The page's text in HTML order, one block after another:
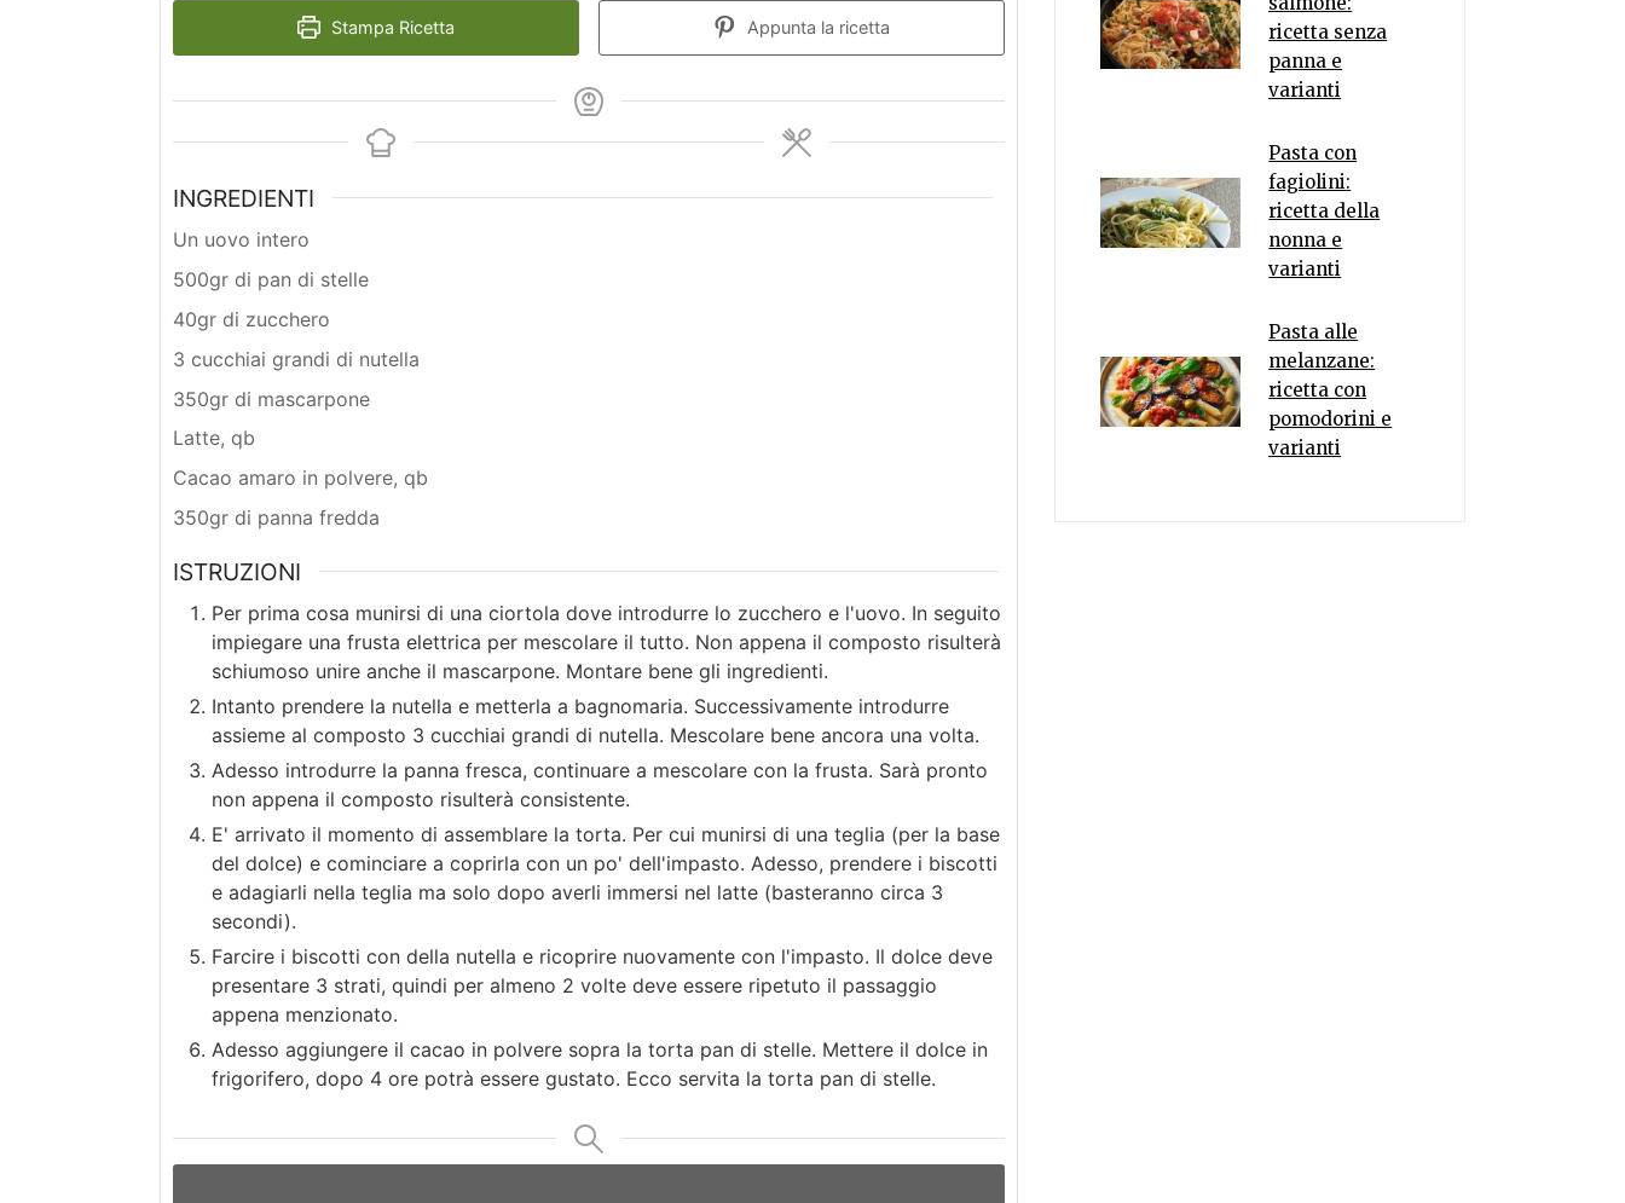
Stampa Ricetta Appunta la ricetta
INGREDIENTI
Un uovo intero
500gr di pan di stelle
40gr di zucchero
3 cucchiai grandi di nutella
350gr di mascarpone
Latte, qb
Cacao amaro in polvere, qb
350gr di panna fredda
ISTRUZIONI
Per prima cosa munirsi di una ciortola dove introdurre lo zucchero e l'uovo. In seguito
impiegare una frusta elettrica per mescolare il tutto. Non appena il composto risulterà
schiumoso unire anche il mascarpone. Montare bene gli ingredienti.
Intanto prendere la nutella e metterla a bagnomaria. Successivamente introdurre
assieme al composto 3 cucchiai grandi di nutella. Mescolare bene ancora una volta.
Adesso introdurre la panna fresca, continuare a mescolare con la frusta. Sarà pronto
non appena il composto risulterà consistente.
E' arrivato il momento di assemblare la torta. Per cui munirsi di una teglia (per la base
del dolce) e cominciare a coprirla con un po' dell'impasto. Adesso, prendere i biscotti
e adagiarli nella teglia ma solo dopo averli immersi nel latte (basteranno circa 3
secondi).
Farcire i biscotti con della nutella e ricoprire nuovamente con l'impasto. Il dolce deve
presentare 3 strati, quindi per almeno 2 volte deve essere ripetuto il passaggio
appena menzionato.
Adesso aggiungere il cacao in polvere sopra la torta pan di stelle. Mettere il dolce in
frigorifero, dopo 4 ore potrà essere gustato. Ecco servita la torta pan di stelle.
ricetta senza
panna e
varianti
Pasta con
fagiolini:
ricetta della
nonna e
varianti
Pasta alle
melanzane:
ricetta con
pomodorini e
varianti